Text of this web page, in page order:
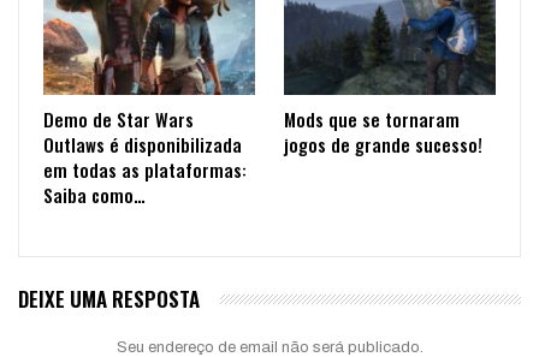
Demo de Star Wars
Outlaws é disponibilizada
em todas as plataformas:
Saiba como…
Mods que se tornaram
jogos de grande sucesso!
DEIXE UMA RESPOSTA
Seu endereço de email não será publicado.